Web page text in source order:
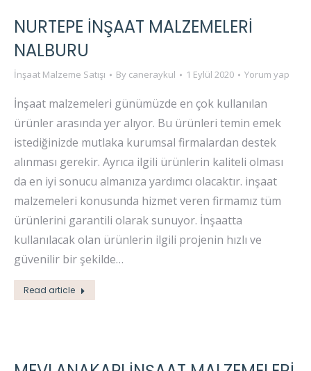
NURTEPE İNŞAAT MALZEMELERI
NALBURU
İnşaat Malzeme Satışı By caneraykul 1 Eylül 2020 Yorum yap
İnşaat malzemeleri günümüzde en çok kullanılan
ürünler arasında yer alıyor. Bu ürünleri temin emek
istediğinizde mutlaka kurumsal firmalardan destek
alınması gerekir. Ayrıca ilgili ürünlerin kaliteli olması
da en iyi sonucu almanıza yardımcı olacaktır. inşaat
malzemeleri konusunda hizmet veren firmamız tüm
ürünlerini garantili olarak sunuyor. İnşaatta
kullanılacak olan ürünlerin ilgili projenin hızlı ve
güvenilir bir şekilde…
Read article